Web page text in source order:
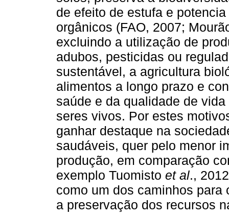
de efeito de estufa e
orgânicos (FAO, 2007;
excluindo a utilização de
adubos, pesticidas ou
sustentável, a agricultura
alimentos a longo prazo e
saúde e da qualidade de
seres vivos. Por estes
ganhar destaque na
saudáveis, quer pelo menor
produção, em comparação
exemplo Tuomisto et al.,
como um dos caminhos
a preservação dos recursos